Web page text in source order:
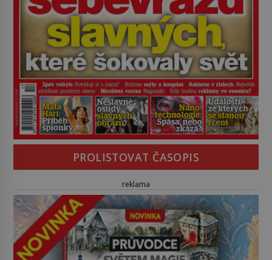
PROLISTOVAT ČASOPIS
reklama